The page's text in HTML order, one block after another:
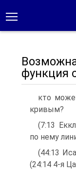
функция
кто
кривым?
(7:13
по нему
(44:13
(24:14 4-я